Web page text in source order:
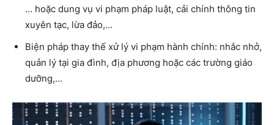
… hoặc dung vụ vi phạm pháp luật, cải chính thông tin
xuyên tạc, lừa đảo,…
Biện pháp thay thế xử lý vi phạm hành chính: nhắc nhở,
quản lý tại gia đình, địa phương hoặc các trường giáo
dưỡng,…